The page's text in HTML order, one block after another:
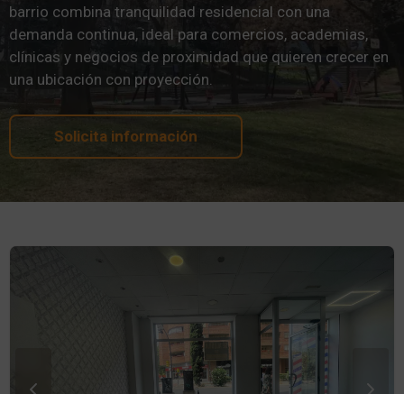
barrio combina tranquilidad residencial con una
demanda continua, ideal para comercios, academias,
clínicas y negocios de proximidad que quieren crecer en
una ubicación con proyección.
Solicita información